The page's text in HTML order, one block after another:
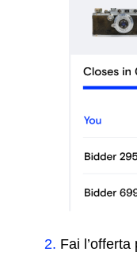
2. Fai l’offerta